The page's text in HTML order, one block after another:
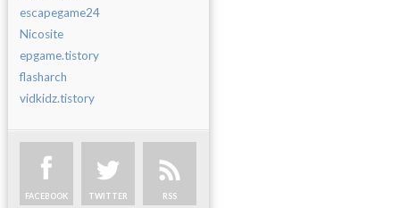
escapegame24
Nicosite
epgame.tistory
flasharch
vidkidz.tistory
FACEBOOK TWITTER RSS